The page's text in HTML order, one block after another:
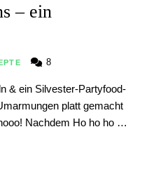
– ein
8
& ein Silvester-Partyfood-
platt gemacht
Nachdem Ho ho ho …